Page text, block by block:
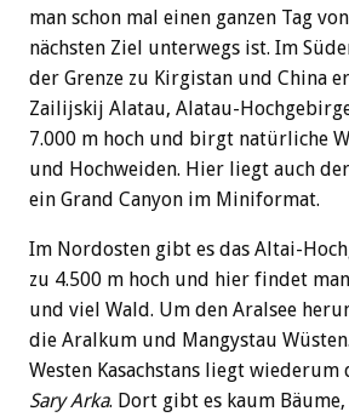
man schon mal einen ganzen Tag
nächsten Ziel unterwegs ist. Im
der Grenze zu Kirgistan und China
Zailijskij Alatau, Alatau-
7.000 m hoch und birgt natürliche
und Hochweiden. Hier liegt auch
ein Grand Canyon im Miniformat.
Im Nordosten gibt es das Altai-
zu 4.500 m hoch und hier findet
und viel Wald. Um den Aralsee
die Aralkum und Mangystau
Westen Kasachstans liegt wiederum
Sary Arka. Dort gibt es kaum